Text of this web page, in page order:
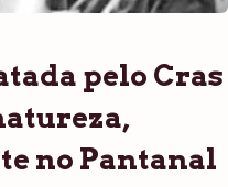
pelo Cras
no Pantanal